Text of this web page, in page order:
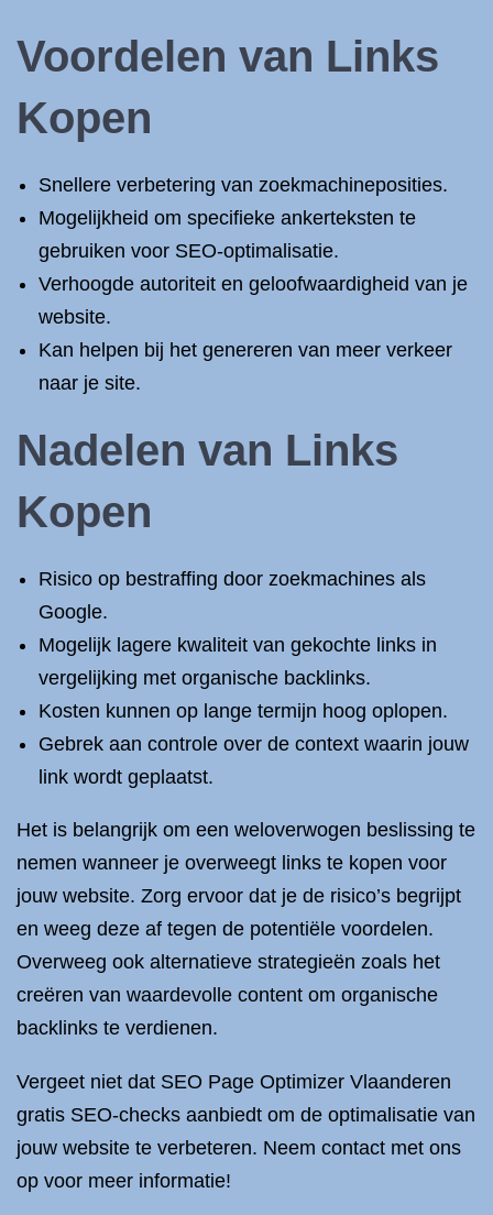
Voordelen van Links
Kopen
Snellere verbetering van zoekmachineposities.
Mogelijkheid om specifieke ankerteksten te
gebruiken voor SEO-optimalisatie.
Verhoogde autoriteit en geloofwaardigheid van je
website.
Kan helpen bij het genereren van meer verkeer
naar je site.
Nadelen van Links
Kopen
Risico op bestraffing door zoekmachines als
Google.
Mogelijk lagere kwaliteit van gekochte links in
vergelijking met organische backlinks.
Kosten kunnen op lange termijn hoog oplopen.
Gebrek aan controle over de context waarin jouw
link wordt geplaatst.
Het is belangrijk om een weloverwogen beslissing te
nemen wanneer je overweegt links te kopen voor
jouw website. Zorg ervoor dat je de risico’s begrijpt
en weeg deze af tegen de potentiële voordelen.
Overweeg ook alternatieve strategieën zoals het
creëren van waardevolle content om organische
backlinks te verdienen.
Vergeet niet dat SEO Page Optimizer Vlaanderen
gratis SEO-checks aanbiedt om de optimalisatie van
jouw website te verbeteren. Neem contact met ons
op voor meer informatie!